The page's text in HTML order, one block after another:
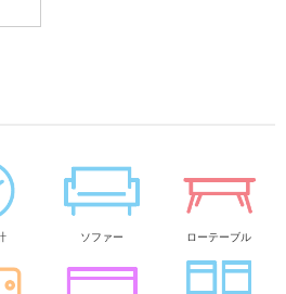
ソファー ローテーブル